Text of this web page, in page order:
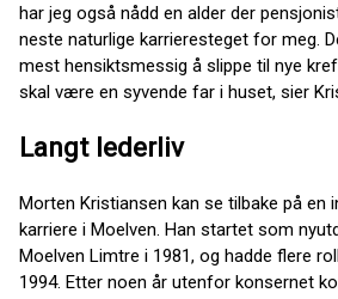
har jeg også nådd en alder der
neste naturlige karrieresteget for meg.
mest hensiktsmessig å slippe til nye
skal være en syvende far i huset, sier
Langt lederliv
Morten Kristiansen kan se tilbake på en
karriere i Moelven. Han startet som
Moelven Limtre i 1981, og hadde flere
1994. Etter noen år utenfor konsernet